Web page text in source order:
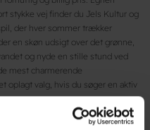
stykke vej finder du Jels Kultur og
der hver sommer trækker
en skøn udsigt over det grønne,
og nyde en stille stund ved
mest charmerende
oplagt valg, hvis du søger en aktiv